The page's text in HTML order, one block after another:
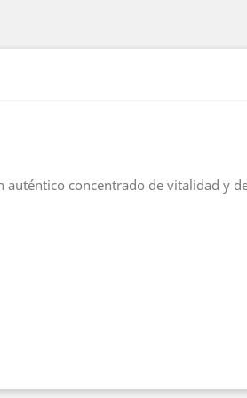
auténtico concentrado de vitalidad y